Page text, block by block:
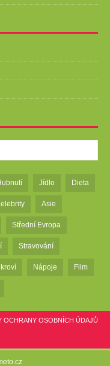
Jídlo Dieta
Asie
Střední Evropa
Stravování
Nápoje Film
OCHRANY OSOBNÍCH ÚDAJŮ